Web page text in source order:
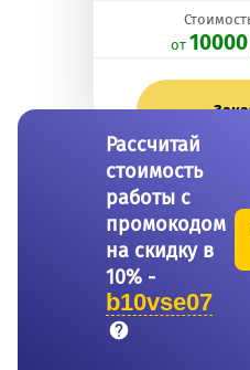
oт
Рассчитай
стоимость
работы с
промокодом
на скидку в
10% -
b10vse07